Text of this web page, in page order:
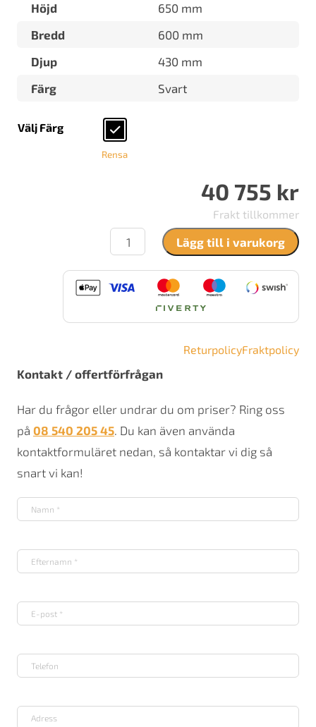
Höjd
650 mm
Bredd
600 mm
Djup
430 mm
Färg
Svart
Välj Färg
Rensa
40 755 kr
Frakt tillkommer
Stuv
5650
mängd
Lägg till i varukorg
ReturpolicyFraktpolicy
Kontakt / offertförfrågan
Har du frågor eller undrar du om priser? Ring oss
på 08 540 205 45. Du kan även använda
kontaktformuläret nedan, så kontaktar vi dig så
snart vi kan!